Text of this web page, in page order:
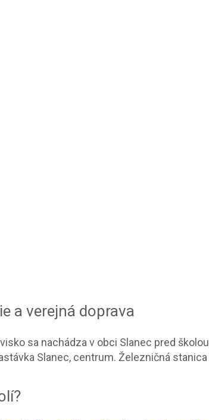
a verejná doprava
sa nachádza v obci Slanec pred
Slanec, centrum. Železničná stanica